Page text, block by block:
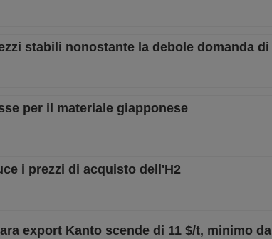
stabili nonostante la debole domanda
per il materiale giapponese
i prezzi di acquisto dell'H2
export Kanto scende di 11 $/t, minimo